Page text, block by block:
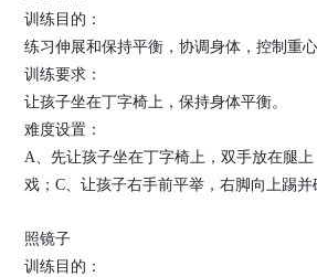
训练目的：
练习伸展和保持平衡，协调身体，控制重
训练要求：
让孩子坐在丁字椅上，保持身体平衡。
难度设置：
A、先让孩子坐在丁字椅上，双手放在腿
戏；C、让孩子右手前平举，右脚向上踢
照镜子
训练目的：